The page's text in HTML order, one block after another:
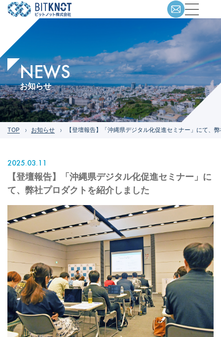
NEWS
お知らせ
TOP お知らせ 【登壇報告】「沖縄県デジタル化促進セミナー」にて、
2025.03.11
【登壇報告】「沖縄県デジタル化促進セミナー」に
て、弊社プロダクトを紹介しました